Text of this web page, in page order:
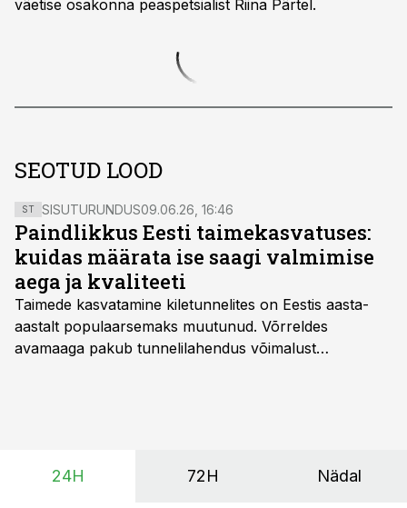
väetise osakonna peaspetsialist Riina Pärtel.
SEOTUD LOOD
ST SISUTURUNDUS09.06.26, 16:46
Paindlikkus Eesti taimekasvatuses:
kuidas määrata ise saagi valmimise
aega ja kvaliteeti
Taimede kasvatamine kiletunnelites on Eestis aasta-
aastalt populaarsemaks muutunud. Võrreldes
avamaaga pakub tunnelilahendus võimalust
24H 72H Nädal